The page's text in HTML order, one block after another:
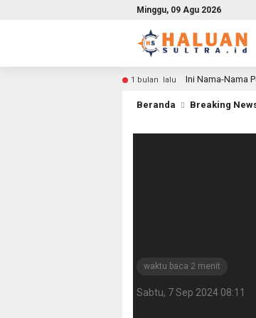
Minggu, 09 Agu 2026
1 bulan lalu Ini Nama-Nama
Beranda Breaking
waktu baca 2 menit
Sabtu, 7 Sep 2024 08:11